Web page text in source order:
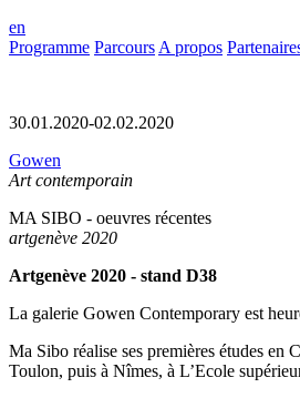
en
Programme Parcours A propos
30.01.2020-02.02.2020
Gowen
Art contemporain
MA SIBO - oeuvres récentes
artgenève 2020
Artgenève 2020 - stand D38
La galerie Gowen Contemporary est
Ma Sibo réalise ses premières études en
Toulon, puis à Nîmes, à L’Ecole